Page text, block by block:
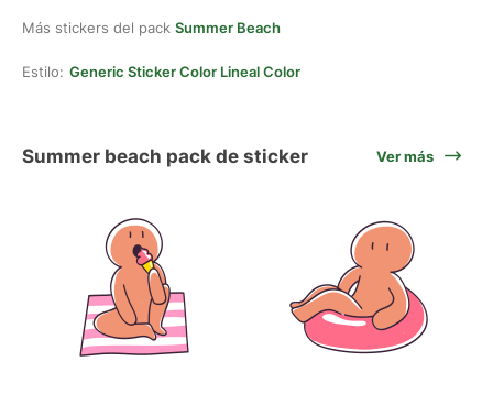
Más stickers del pack Summer Beach
Estilo: Generic Sticker Color Lineal Color
Summer beach pack de sticker Ver más